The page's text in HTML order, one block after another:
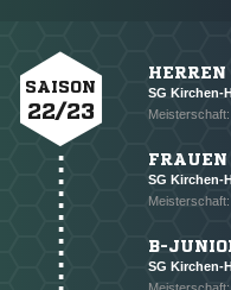
SAISON
22/23
HERREN
SG Kirchen-
FRAUEN
SG Kirchen-
B-
SG Kirchen-